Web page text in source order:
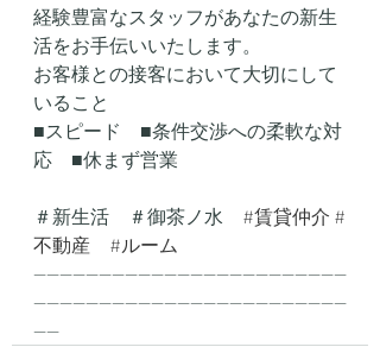
経験豊富なスタッフがあなたの新生
活をお手伝いいたします。
お客様との接客において大切にして
いること
■スピード　■条件交渉への柔軟な対
応　■休まず営業
＃新生活　＃御茶ノ水 #賃貸仲介 #
不動産
#ルーム
------------------------------------------------
------------------------------------------------
----